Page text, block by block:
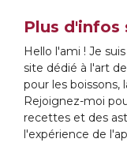
Plus d'infos
Hello l'ami ! Je
site dédié à l'art
pour les boissons,
Rejoignez-moi
recettes et des
l'expérience de